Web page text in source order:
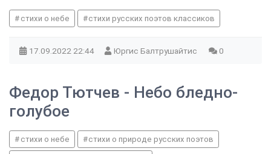
стихи о небе стихи русских поэтов классиков
17.09.2022 22:44 Юргис Балтрушайтис 0
Федор Тютчев - Небо бледно-
голубое
стихи о небе стихи о природе русских поэтов